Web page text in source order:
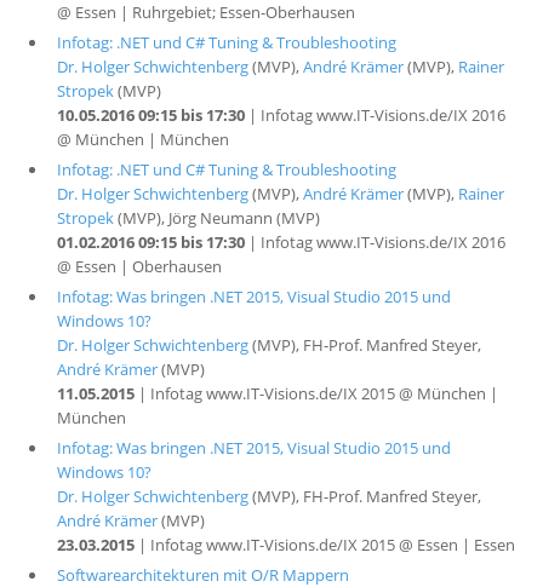
@ Essen | Ruhrgebiet; Essen-Oberhausen
Infotag: .NET und C# Tuning & Troubleshooting
Dr. Holger Schwichtenberg(MVP),André Krämer(MVP), Rainer
Stropek(MVP)
10.05.2016 09:15 bis 17:30| Infotag www.IT-Visions.de/IX 2016
@ München | München
Infotag: .NET und C# Tuning & Troubleshooting
Dr. Holger Schwichtenberg(MVP),André Krämer(MVP), Rainer
Stropek(MVP), Jörg Neumann (MVP)
01.02.2016 09:15 bis 17:30| Infotag www.IT-Visions.de/IX 2016
@ Essen | Oberhausen
Infotag: Was bringen .NET 2015, Visual Studio 2015 und
Windows 10?
Dr. Holger Schwichtenberg(MVP), FH-Prof. Manfred Steyer,
André Krämer(MVP)
11.05.2015| Infotag www.IT-Visions.de/IX 2015 @ München |
München
Infotag: Was bringen .NET 2015, Visual Studio 2015 und
Windows 10?
Dr. Holger Schwichtenberg(MVP), FH-Prof. Manfred Steyer,
André Krämer(MVP)
23.03.2015| Infotag www.IT-Visions.de/IX 2015 @ Essen | Essen
Softwarearchitekturen mit O/R Mappern